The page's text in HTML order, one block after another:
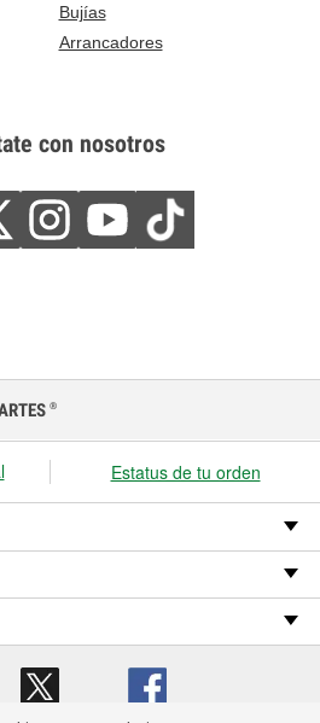
Bujías
Arrancadores
con nosotros
®
Estatus de tu orden